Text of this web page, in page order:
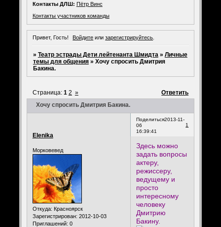
Контакты ДЛШ: Пётр Винс
Контакты участников команды
Привет, Гость! Войдите илизарегистрируйтесь.
» Театр эстрады Дети лейтенанта Шмидта » Личные
темы для общения » Хочу спросить Дмитрия
Бакина.
Хочу спросить Дмитрия Бакина.
Страница: 1 2 » Ответить
Поделиться
1
2013-11-
06
16:39:41
Elenika
Морковевед
Откуда: Красноярск
Зарегистрирован: 2012-10-03
Приглашений: 0
Здесь можно
задать вопросы
актеру,
режиссеру,
ведущему и
просто
интересному
человеку
Дмитрию
Бакину.